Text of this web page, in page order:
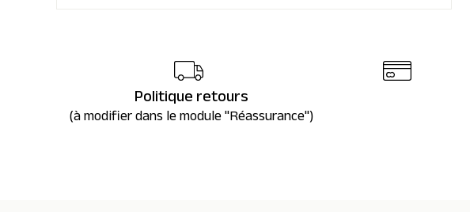
Politique retours
(à modifier dans le module "Réassurance")